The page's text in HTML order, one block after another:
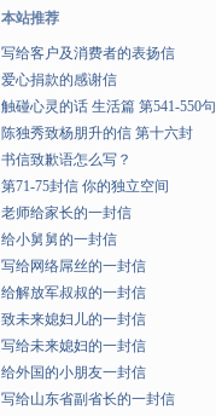
本站推荐
写给客户及消费者的表扬信
爱心捐款的感谢信
触碰心灵的话 生活篇 第541-550句
陈独秀致杨朋升的信 第十六封
书信致歉语怎么写？
第71-75封信 你的独立空间
老师给家长的一封信
给小舅舅的一封信
写给网络屌丝的一封信
给解放军叔叔的一封信
致未来媳妇儿的一封信
写给未来媳妇的一封信
给外国的小朋友一封信
写给山东省副省长的一封信